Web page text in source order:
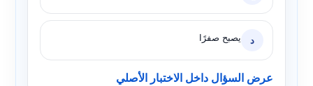
د يصبح صفرًا
عرض السؤال داخل الاختبار الأصلي